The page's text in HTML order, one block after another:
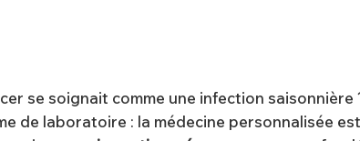
se soignait comme une infection saisonnière
de laboratoire : la médecine personnalisée